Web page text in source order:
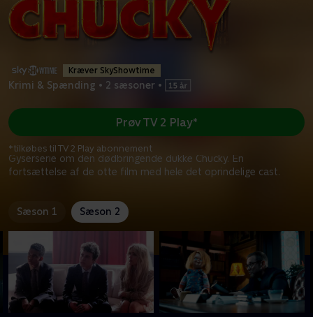
Kræver SkyShowtime
Krimi & Spænding • 2 sæsoner •
Gyserserie om den dødbringende dukke Chucky. En
fortsættelse af de otte film med hele det oprindelige cast.
Prøv TV 2 Play*
*tilkøbes til TV 2 Play abonnement
Sæson 1 Sæson 2